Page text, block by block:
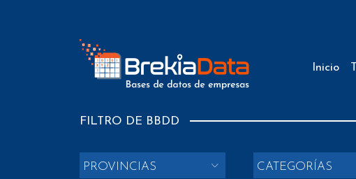
Inicio
FILTRO DE BBDD
PROVINCIAS CATEGORÍAS